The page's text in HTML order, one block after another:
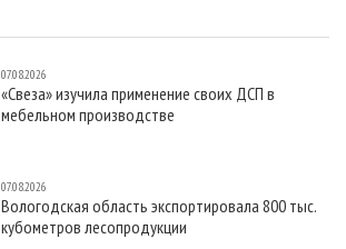
07.08.2026
«Свеза» изучила применение своих ДСП в
мебельном производстве
07.08.2026
Вологодская область экспортировала 800 тыс.
кубометров лесопродукции